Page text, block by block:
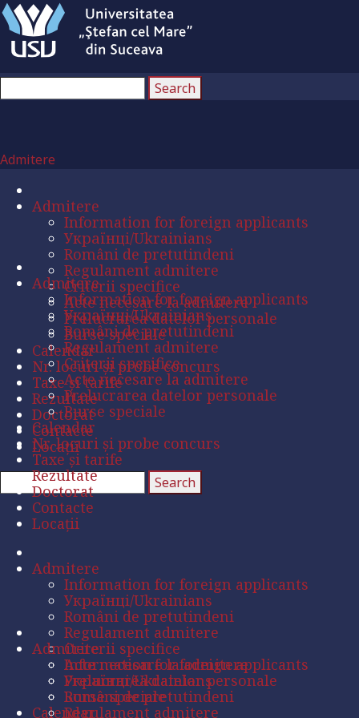
Admitere
Admitere
Information for foreign applicants
Українці/Ukrainians
Români de pretutindeni
Regulament admitere
Criterii specifice
Acte necesare la admitere
Prelucrarea datelor personale
Burse speciale
Calendar
Nr. locuri și probe concurs
Taxe și tarife
Rezultate
Doctorat
Contacte
Locații
Admitere
Information for foreign applicants
Українці/Ukrainians
Români de pretutindeni
Regulament admitere
Criterii specifice
Acte necesare la admitere
Prelucrarea datelor personale
Burse speciale
Calendar
Nr. locuri și probe concurs
Taxe și tarife
Rezultate
Doctorat
Contacte
Locații
Admitere
Information for foreign applicants
Українці/Ukrainians
Români de pretutindeni
Regulament admitere
Criterii specifice
Acte necesare la admitere
Prelucrarea datelor personale
Burse speciale
Calendar
Admitere
Information for foreign applicants
Українці/Ukrainians
Români de pretutindeni
Regulament admitere